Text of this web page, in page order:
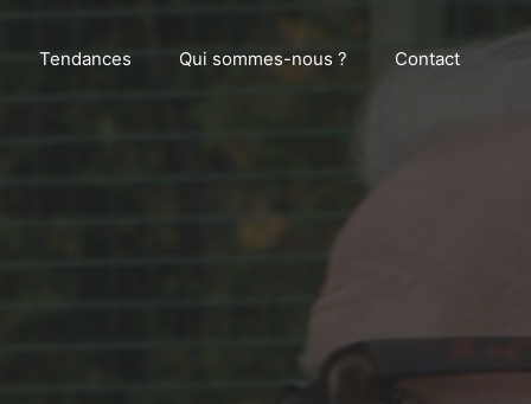
Tendances Qui sommes-nous ? Contact